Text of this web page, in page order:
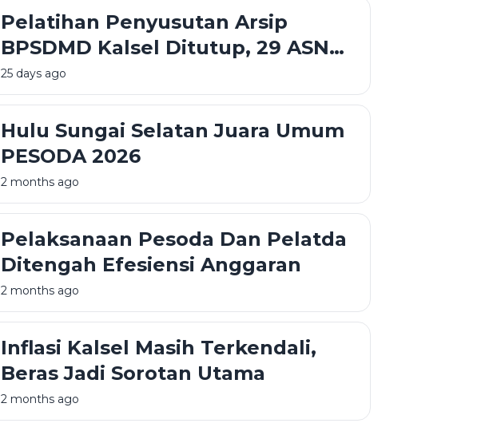
Pelatihan Penyusutan Arsip
BPSDMD Kalsel Ditutup, 29 ASN
Lulus
25 days ago
Hulu Sungai Selatan Juara Umum
PESODA 2026
2 months ago
Pelaksanaan Pesoda Dan Pelatda
Ditengah Efesiensi Anggaran
2 months ago
Inflasi Kalsel Masih Terkendali,
Beras Jadi Sorotan Utama
2 months ago